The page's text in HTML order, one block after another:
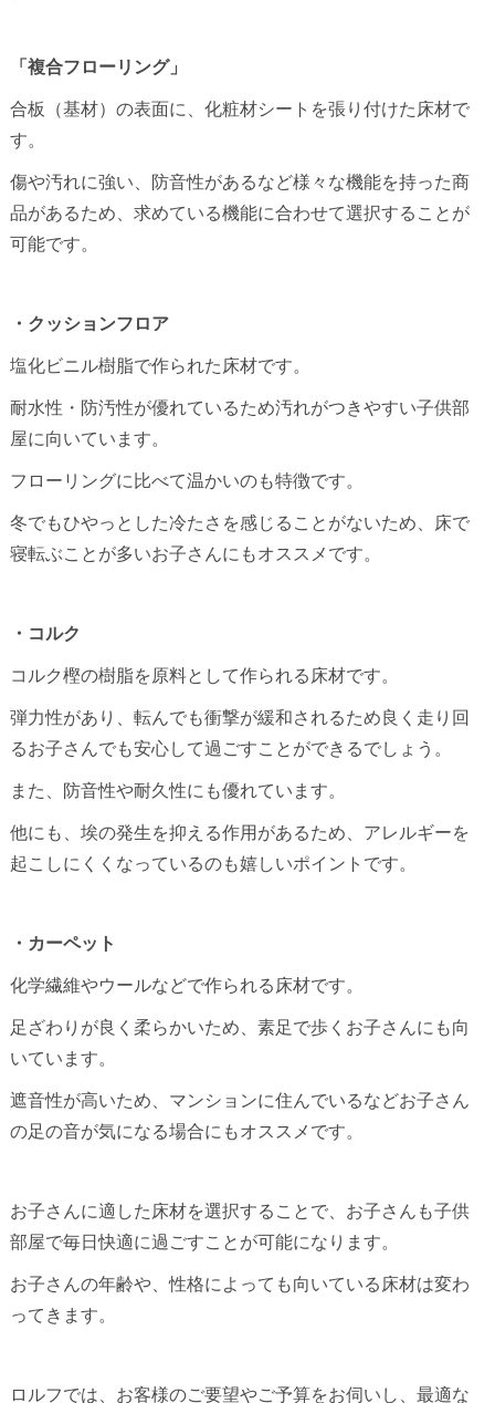
「複合フローリング」
合板（基材）の表面に、化粧材シートを張り付けた床材で
す。
傷や汚れに強い、防音性があるなど様々な機能を持った商
品があるため、求めている機能に合わせて選択することが
可能です。
・クッションフロア
塩化ビニル樹脂で作られた床材です。
耐水性・防汚性が優れているため汚れがつきやすい子供部
屋に向いています。
フローリングに比べて温かいのも特徴です。
冬でもひやっとした冷たさを感じることがないため、床で
寝転ぶことが多いお子さんにもオススメです。
・コルク
コルク樫の樹脂を原料として作られる床材です。
弾力性があり、転んでも衝撃が緩和されるため良く走り回
るお子さんでも安心して過ごすことができるでしょう。
また、防音性や耐久性にも優れています。
他にも、埃の発生を抑える作用があるため、アレルギーを
起こしにくくなっているのも嬉しいポイントです。
・カーペット
化学繊維やウールなどで作られる床材です。
足ざわりが良く柔らかいため、素足で歩くお子さんにも向
いています。
遮音性が高いため、マンションに住んでいるなどお子さん
の足の音が気になる場合にもオススメです。
お子さんに適した床材を選択することで、お子さんも子供
部屋で毎日快適に過ごすことが可能になります。
お子さんの年齢や、性格によっても向いている床材は変わ
ってきます。
ロルフでは、お客様のご要望やご予算をお伺いし、最適な